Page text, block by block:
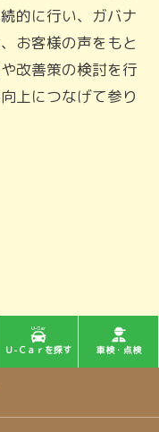
的に行い、ガバナ
お客様の声をもと
改善策の検討を行
上につなげて参り
Ｕ-Ｃａｒを探す 車検・点検